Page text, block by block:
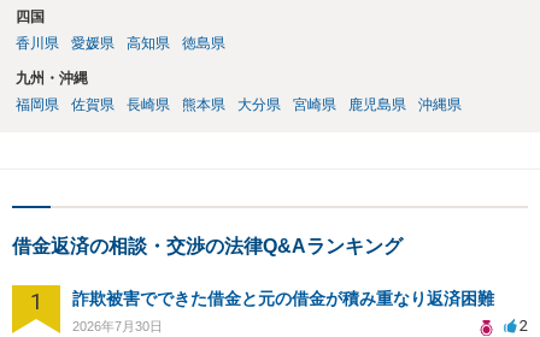
四国
香川県
愛媛県 高知県 徳島県
九州・沖縄
福岡県
佐賀県 長崎県 熊本県 大分県 宮崎県 鹿児島県 沖縄県
借金返済の相談・交渉の法律Q&Aランキング
1 詐欺被害でできた借金と元の借金が積み重なり返済困難
2026年7月30日 2